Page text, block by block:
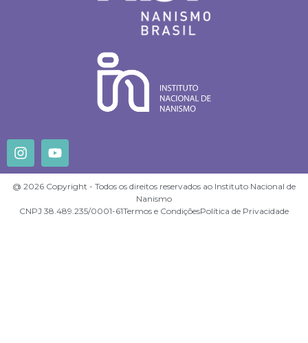
@ 2026 Copyright - Todos os direitos reservados ao Instituto Nacional de
Nanismo
CNPJ 38.489.235/0001-61Termos e CondiçõesPolítica de Privacidade